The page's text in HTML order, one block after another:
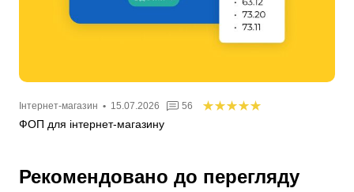
Інтернет-магазин • 15.07.2026 56
ФОП для інтернет-магазину
Рекомендовано до перегляду